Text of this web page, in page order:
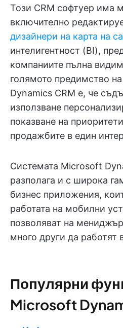
Този CRM софтуер има
включително
дизайнери на карта на
интелигентност (BI),
компаниите пълна
голямото предимство
Dynamics CRM е, че
използване
показване на
продажбите в един
Системата Microsoft
разполага и с широка
бизнес приложения,
работата на мобилни
позволяват на
много други да работят
Популярни
Microsoft